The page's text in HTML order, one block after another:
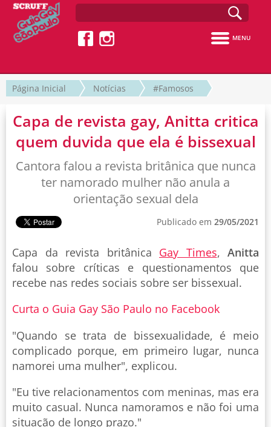
MENU
Página Inicial Notícias #Famosos
Capa de revista gay, Anitta critica
quem duvida que ela é bissexual
Cantora falou a revista britânica que nunca
ter namorado mulher não anula a
orientação sexual dela
Publicado em 29/05/2021
Capa da revista britânica Gay Times, Anitta
falou sobre críticas e questionamentos que
recebe nas redes sociais sobre ser bissexual.
Curta o Guia Gay São Paulo no Facebook
"Quando se trata de bissexualidade, é meio
complicado porque, em primeiro lugar, nunca
namorei uma mulher", explicou.
"Eu tive relacionamentos com meninas, mas era
muito casual. Nunca namoramos e não foi uma
situação de longo prazo."